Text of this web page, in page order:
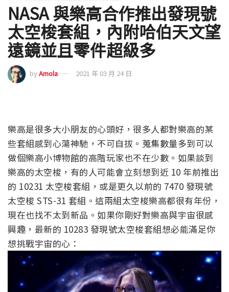
NASA 與樂高合作推出發現號
太空梭套組，內附哈伯天文望
遠鏡並且零件超級多
byAmola 2021 年 03 月 24 日
樂高是很多大小朋友的心頭好，很多人都對樂高的某
些套組感到心蕩神馳，不可自拔。蒐集數量多到可以
做個樂高小博物館的高階玩家也不在少數。如果談到
樂高的太空梭，有的人可能會立刻想到近 10 年前推出
的 10231 太空梭套組，或是更久以前的 7470 發現號
太空梭 STS-31 套組。這兩組太空梭樂高都很有年份，
現在也找不太到新品。如果你剛好對樂高與宇宙很感
興趣，最新的 10283 發現號太空梭套組想必能滿足你
想挑戰宇宙的心：